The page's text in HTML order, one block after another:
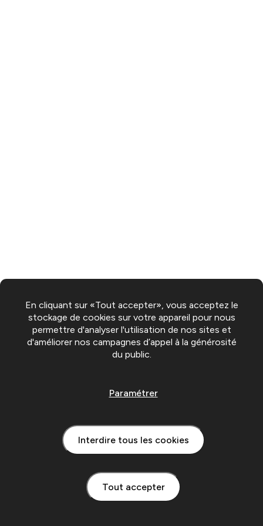
En cliquant sur «Tout accepter», vous acceptez le
stockage de cookies sur votre appareil pour nous
permettre d'analyser l'utilisation de nos sites et
d'améliorer nos campagnes d’appel à la générosité
du public.
Tout accepter
Interdire tous les cookies
Paramétrer